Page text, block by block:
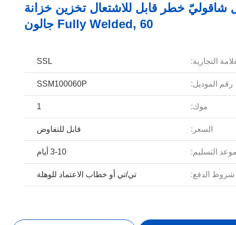
شاقوليّ خطر قابل للاشتعال تخزين خزانة
Fully Welded, 60 جالون
التجارية: SSL
رقم الموديل: SSM100060P
موك: 1
السعر: قابل للتفاوض
موعد التسليم: 3-10 أيام
شروط الدفع: تي/تي أو خطاب الاعتماد للوهلة